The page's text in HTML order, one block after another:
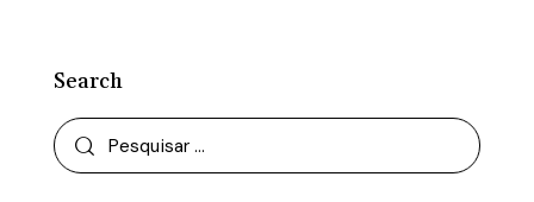
Search